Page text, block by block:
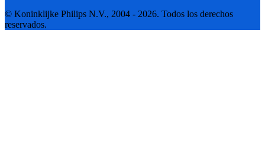
© Koninklijke Philips N.V., 2004 - 2026. Todos los derechos
reservados.